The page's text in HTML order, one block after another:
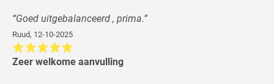
“Goed uitgebalanceerd , prima.”
Ruud, 12-10-2025
Zeer welkome aanvulling